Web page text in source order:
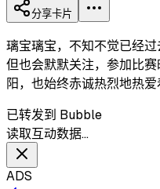
分享卡片
璃宝璃宝，不知不觉已经
但也会默默关注，参加比
阳，也始终赤诚热烈地热
已转发到 Bubble
读取互动数据…
ADS